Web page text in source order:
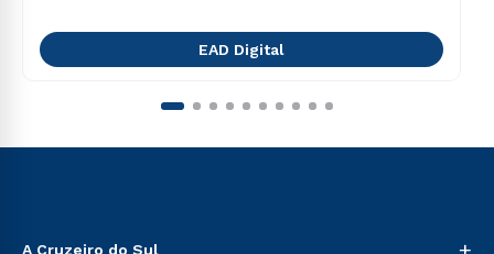
EAD Digital
A Cruzeiro do Sul